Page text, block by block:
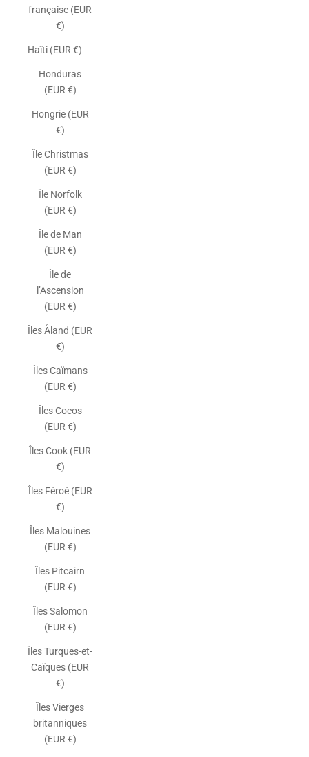
française (EUR
€)
Haïti (EUR €)
Honduras
(EUR €)
Hongrie (EUR
€)
Île Christmas
(EUR €)
Île Norfolk
(EUR €)
Île de Man
(EUR €)
Île de
l’Ascension
(EUR €)
Îles Åland (EUR
€)
Îles Caïmans
(EUR €)
Îles Cocos
(EUR €)
Îles Cook (EUR
€)
Îles Féroé (EUR
€)
Îles Malouines
(EUR €)
Îles Pitcairn
(EUR €)
Îles Salomon
(EUR €)
Îles Turques-et-
Caïques (EUR
€)
Îles Vierges
britanniques
(EUR €)